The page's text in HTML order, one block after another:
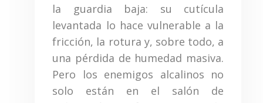
la guardia baja: su cutícula
levantada lo hace vulnerable a la
fricción, la rotura y, sobre todo, a
una pérdida de humedad masiva.
Pero los enemigos alcalinos no
solo están en el salón de